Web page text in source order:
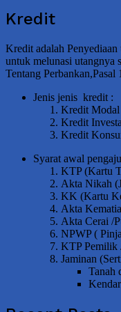
Kredit
Kredit adalah
untuk melunasi utangnya
Tentang Perbankan,Pasal
Jenis jenis kredit :
Kredit Modal
Kredit
Kredit
Syarat awal
KTP (Kartu
Akta Nikah
KK (Kartu
Akta
Akta Cerai /
NPWP (
KTP Pemilik
Jaminan
Tanah